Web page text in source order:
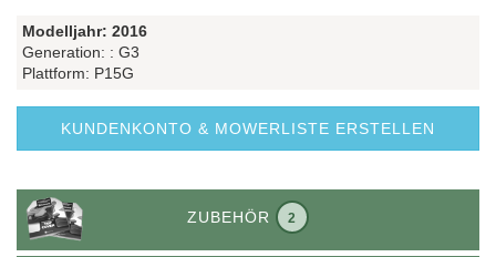
Modelljahr: 2016
Generation: : G3
Plattform: P15G
KUNDENKONTO & MOWERLISTE ERSTELLEN
ZUBEHÖR 2